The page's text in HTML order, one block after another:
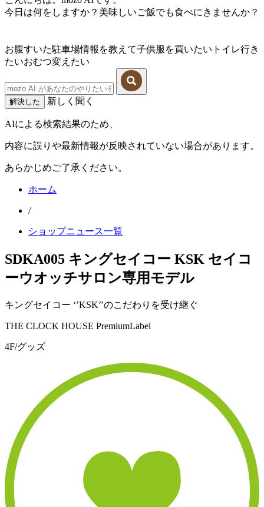
今日は何をしますか？美味しいご飯でも食べにきませんか？
お腹すいた駐車場情報を教えて子供服を買いたい トイレ行き
たいおむつ変えたい
解決した 新しく聞く
AIによる検索結果のため、
内容に誤りや最新情報が反映されていない場合があります。
あらかじめご了承ください。
ホーム
/
ショップニュース一覧
SDKA005 キングセイコー KSK セイコ
ーウオッチサロン専用モデル
キングセイコー ‘’KSK’’のこだわりを受け継ぐ
THE CLOCK HOUSE PremiumLabel
4F/グッズ